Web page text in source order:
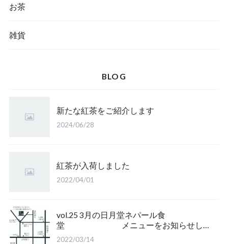
お茶
雑貨
BLOG
新たな紅茶をご紹介します
2024/06/28
紅茶が入荷しました
2022/04/01
vol.25 3月の日月堂ネパール食
堂 メニューをお知らせしま
す
2022/03/14